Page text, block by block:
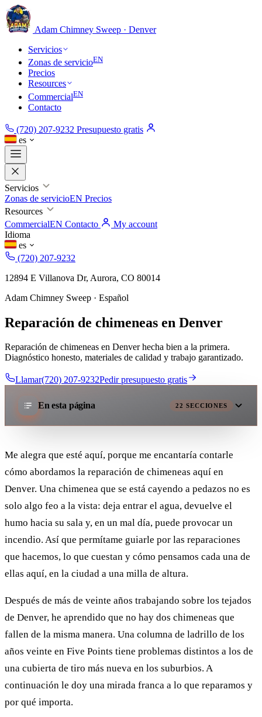
Adam Chimney Sweep · Denver
Servicios
Zonas de servicioEN
Precios
Resources
CommercialEN
Contacto
(720) 207-9232 Presupuesto gratis
es
Servicios
Zonas de servicioEN Precios
Resources
CommercialEN Contacto
My account
Idioma
es
(720) 207-9232
12894 E Villanova Dr, Aurora, CO 80014
Adam Chimney Sweep · Español
Reparación de chimeneas en Denver
Reparación de chimeneas en Denver hecha bien a la primera.
Diagnóstico honesto, materiales de calidad y trabajo garantizado.
Llamar(720) 207-9232Pedir presupuesto gratis
En esta página 22 SECCIONES
Me alegra que esté aquí, porque me encantaría contarle
cómo abordamos la reparación de chimeneas aquí en
Denver. Una chimenea que se está cayendo a pedazos no es
solo algo feo a la vista: deja entrar el agua, devuelve el
humo hacia su sala y, en un mal día, puede provocar un
incendio. Así que permítame guiarle por las reparaciones
que hacemos, lo que cuestan y cómo pensamos cada una de
ellas aquí, en la ciudad a una milla de altura.
Después de más de veinte años trabajando sobre los tejados
de Denver, he aprendido que no hay dos chimeneas que
fallen de la misma manera. Una columna de ladrillo de los
años veinte en Five Points tiene problemas distintos a los de
una cubierta de tiro más nueva en los suburbios. A
continuación le doy una mirada franca a lo que reparamos y
por qué importa.